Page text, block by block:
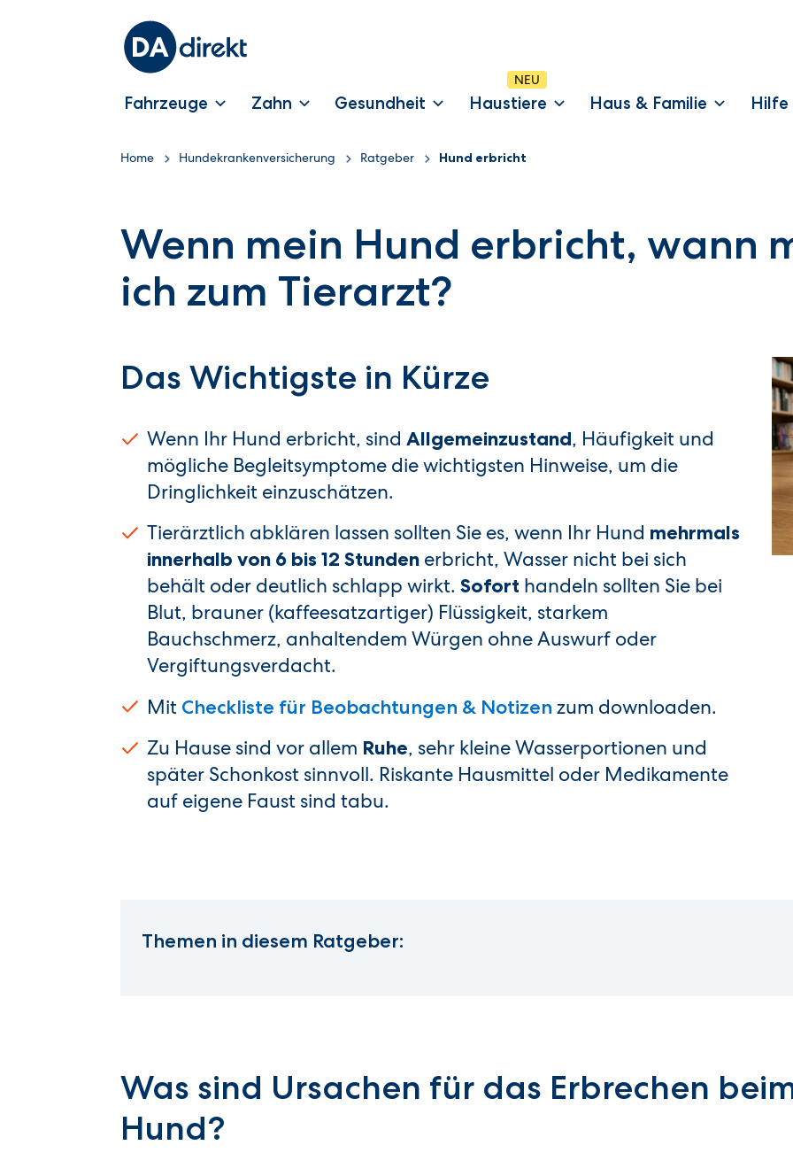
Fahrzeuge Zahn Gesundheit Haustiere Haus & Familie Hilfe
Home Hundekrankenversicherung Ratgeber Hund erbricht
Wenn mein Hund erbricht, wann
ich zum Tierarzt?
Das Wichtigste in Kürze
Wenn Ihr Hund erbricht, sind Allgemeinzustand, Häufigkeit und
mögliche Begleitsymptome die wichtigsten Hinweise, um die
Dringlichkeit einzuschätzen.
Tierärztlich abklären lassen sollten Sie es, wenn Ihr Hund mehrmals
innerhalb von 6 bis 12 Stunden erbricht, Wasser nicht bei sich
behält oder deutlich schlapp wirkt. Sofort handeln sollten Sie bei
Blut, brauner (kaffeesatzartiger) Flüssigkeit, starkem
Bauchschmerz, anhaltendem Würgen ohne Auswurf oder
Vergiftungsverdacht.
Mit Checkliste für Beobachtungen & Notizen zum downloaden.
Zu Hause sind vor allem Ruhe, sehr kleine Wasserportionen und
später Schonkost sinnvoll. Riskante Hausmittel oder Medikamente
auf eigene Faust sind tabu.
Themen in diesem Ratgeber:
Was sind Ursachen für das Erbrechen
Hund?